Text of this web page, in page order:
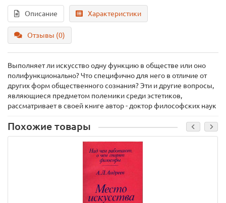
Описание Характеристики
Отзывы (0)
Выполняет ли искусство одну функцию в обществе или оно
полифункционально? Что специфично для него в отличие от
других форм общественного сознания? Эти и другие вопросы,
являющиеся предметом полемики среди эстетиков,
рассматривает в своей книге автор - доктор философских наук
Похожие товары